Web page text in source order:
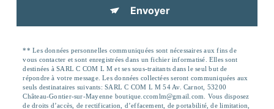
Envoyer
** Les données personnelles communiquées sont nécessaires aux fins de
vous contacter et sont enregistrées dans un fichier informatisé. Elles sont
destinées à SARL C COM L M et ses sous-traitants dans le seul but de
répondre à votre message. Les données collectées seront communiquées aux
seuls destinataires suivants: SARL C COM L M 54 Av. Carnot, 53200
Château-Gontier-sur-Mayenne boutique.ccomlm@gmail.com. Vous disposez
de droits d’accès, de rectification, d’effacement, de portabilité, de limitation,